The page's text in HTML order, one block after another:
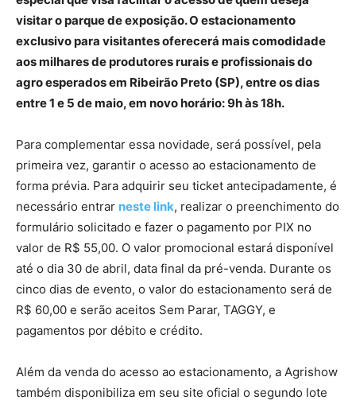
visitar o parque de exposição. O estacionamento
exclusivo para visitantes oferecerá mais comodidade
aos milhares de produtores rurais e profissionais do
agro esperados em Ribeirão Preto (SP), entre os dias
entre 1 e 5 de maio, em novo horário: 9h às 18h.
Para complementar essa novidade, será possível, pela
primeira vez, garantir o acesso ao estacionamento de
forma prévia. Para adquirir seu ticket antecipadamente, é
necessário entrar neste link, realizar o preenchimento do
formulário solicitado e fazer o pagamento por PIX no
valor de R$ 55,00. O valor promocional estará disponível
até o dia 30 de abril, data final da pré-venda. Durante os
cinco dias de evento, o valor do estacionamento será de
R$ 60,00 e serão aceitos Sem Parar, TAGGY, e
pagamentos por débito e crédito.
Além da venda do acesso ao estacionamento, a Agrishow
também disponibiliza em seu site oficial o segundo lote